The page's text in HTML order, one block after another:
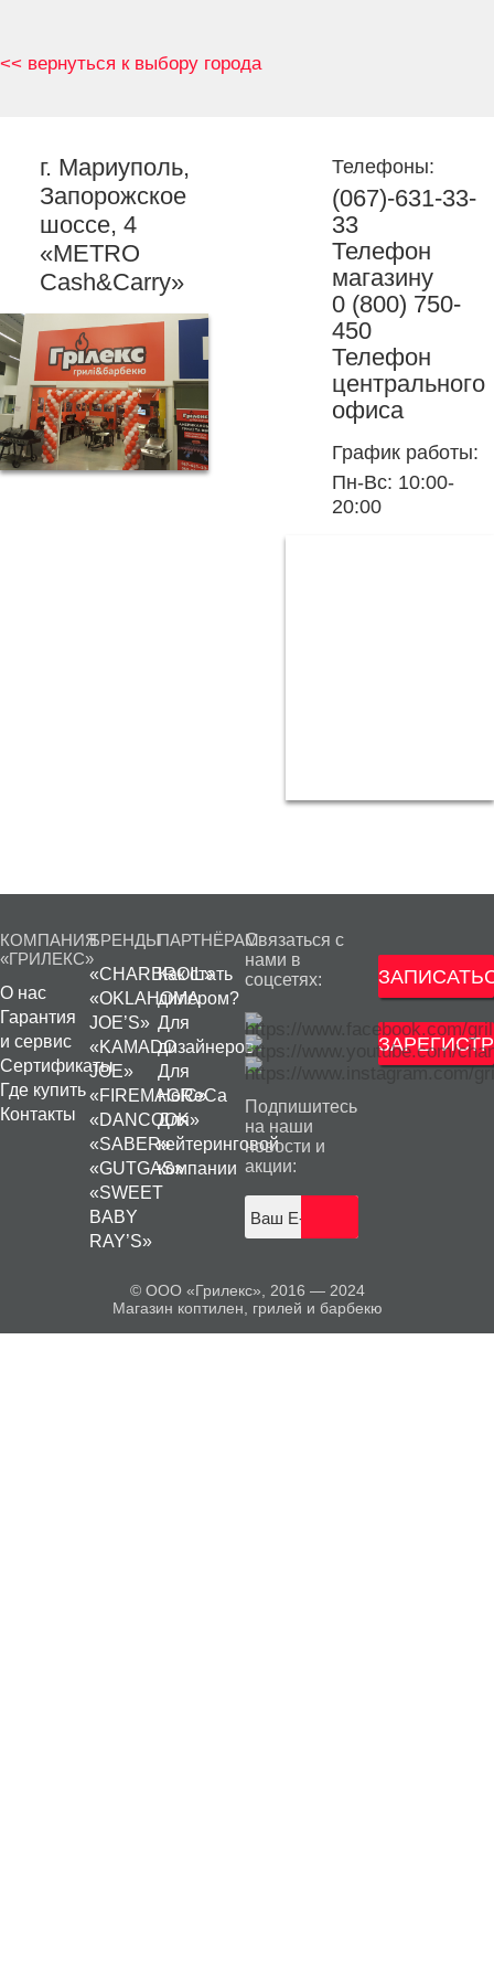
<< вернуться к выбору города
г. Мариуполь,
Запорожское
шоссе, 4
«METRO
Cash&Carry»
Телефоны:
(067)-631-33-
33
Телефон
магазину
0 (800) 750-
450
Телефон
центрального
офиса
График работы:
Пн-Вс: 10:00-
20:00
КОМПАНИЯ
«ГРИЛЕКС»
О нас
Гарантия
и сервис
Сертификаты
Где купить
Контакты
БРЕНДЫ
«CHARBROIL»
«OKLAHOMA
JOE’S»
«KAMADO
JOE»
«FIREMAGIC»
«DANCOOK»
«SABER»
«GUTGAS»
«SWEET
BABY
RAY’S»
ПАРТНЁРАМ
Как стать
дилером?
Для
дизайнеров
Для
HoReCa
Для
кейтеринговой
компании
Связаться с
нами в
соцсетях:
Подпишитесь
на наши
новости и
акции:
© ООО «Грилекс», 2016 — 2024
Магазин коптилен, грилей и барбекю